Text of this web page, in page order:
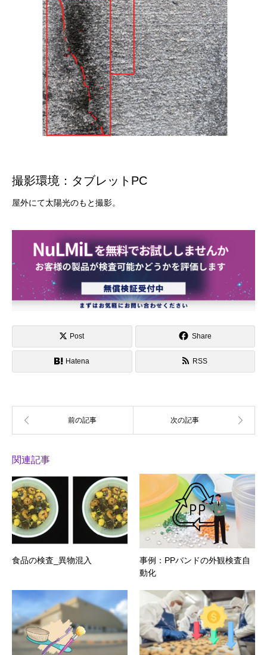
撮影環境：タブレットPC
屋外にて太陽光のもと撮影。
Post Share
Hatena RSS
関連記事
食品の検査_異物混入
事例：PPバンドの外観検査自
動化